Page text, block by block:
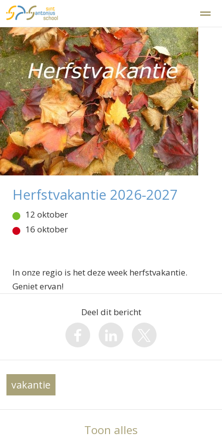
Disclaimer Klachtenregeling
Home Zoeken Foto's Facebook
Herfstvakantie 2026-2027
12 oktober
16 oktober
In onze regio is het deze week herfstvakantie.
Geniet ervan!
Deel dit bericht
vakantie
Toon alles